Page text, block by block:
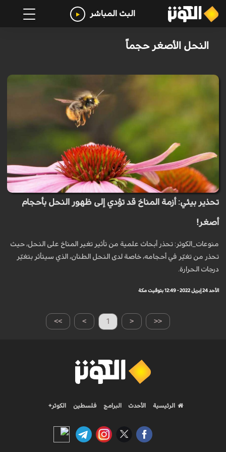
البث المباشر
النحل الأصغر حجماً
تحذير بيئي: أزمة المناخ قد تؤدي إلى ظهور النحل بأحجام
أصغر!
منوعات_الكوثر: تحذر أبحاث علمية من تأثير تغير المناخ على النحل، حيث
تحذر من تغيّر في أحجامه، خاصة لدى النحل الطنان، الذي سيتأثر بتغيّر
درجات الحرارة.
الأحد 24 إبريل 2022 - 12:49 بتوقيت مكة
>> > 1 < <<
الرئيسية الأحدث البرامج فلسطين الكوثر+